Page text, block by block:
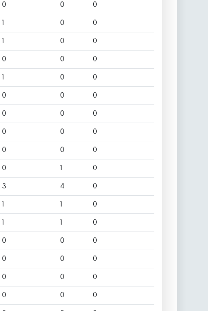
0 0 0
1 0 0
1 0 0
0 0 0
1 0 0
0 0 0
0 0 0
0 0 0
0 0 0
0 1 0
3 4 0
1 1 0
1 1 0
0 0 0
0 0 0
0 0 0
0 0 0